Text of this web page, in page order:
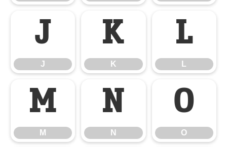
J
J
K
K
L
L
M
M
N
N
O
O